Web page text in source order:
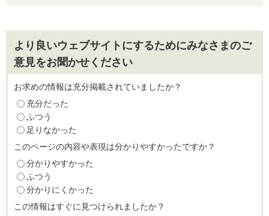
より良いウェブサイトにするためにみなさまのご
意見をお聞かせください
お求めの情報は充分掲載されていましたか？
充分だった
ふつう
足りなかった
このページの内容や表現は分かりやすかったですか？
分かりやすかった
ふつう
分かりにくかった
この情報はすぐに見つけられましたか？